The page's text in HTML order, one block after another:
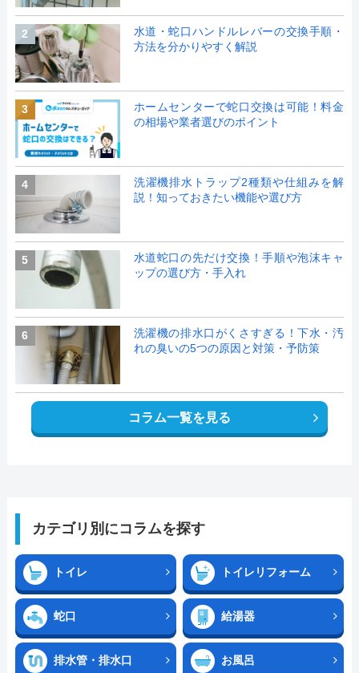
2
水道・蛇口ハンドルレバーの交換手順・
方法を分かりやすく解説
3
ホームセンターで蛇口交換は可能！料金
の相場や業者選びのポイント
4
洗濯機排水トラップ2種類や仕組みを解
説！知っておきたい機能や選び方
5
水道蛇口の先だけ交換！手順や泡沫キャ
ップの選び方・手入れ
6
洗濯機の排水口がくさすぎる！下水・汚
れの臭いの5つの原因と対策・予防策
コラム一覧を見る
カテゴリ別にコラムを探す
トイレ トイレリフォーム
蛇口 給湯器
排水管・排水口 お風呂